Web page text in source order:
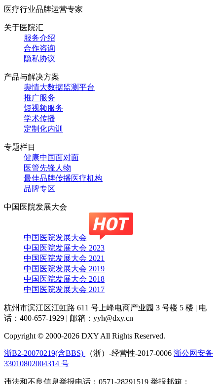
医疗行业品牌运营专家
关于医院汇
服务介绍
合作咨询
隐私协议
产品与解决方案
舆情大数据监测平台
推广服务
短视频服务
学术传播
定制化内训
专题栏目
健康中国面对面
医管先锋人物
最佳品牌传播医疗机构
品牌专区
中国医院发展大会
中国医院发展大会
中国医院发展大会 2023
中国医院发展大会 2021
中国医院发展大会 2019
中国医院发展大会 2018
中国医院发展大会 2017
杭州市滨江区江虹路 611 号上峰电商产业园 3 号楼 5 楼 | 电
话：400-657-1929 | 邮箱：yyh@dxy.cn
Copyright © 2000-2026 DXY All Rights Reserved.
浙B2-20070219(含BBS) （浙）-经营性-2017-0006 浙公网安备
33010802004314 号
违法和不良信息举报电话：0571-28291519 举报邮箱：